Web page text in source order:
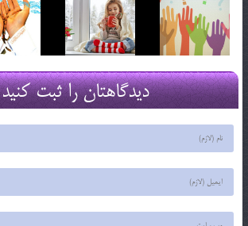
دیدگاهتان را ثبت کنید